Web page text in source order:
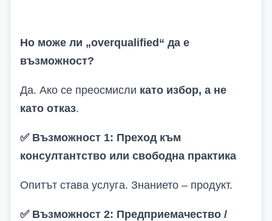
Но може ли „overqualified“ да е
възможност?
Да. Ако се преосмисли като избор, а не
като отказ.
✅Възможност 1: Преход към
консултантство или свободна практика
Опитът става услуга. Знанието – продукт.
✅Възможност 2: Предприемачество /